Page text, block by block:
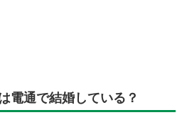
電通で結婚している？